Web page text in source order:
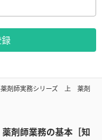
薬剤師実務シリーズ 上 薬剤
剤師業務の基本［知